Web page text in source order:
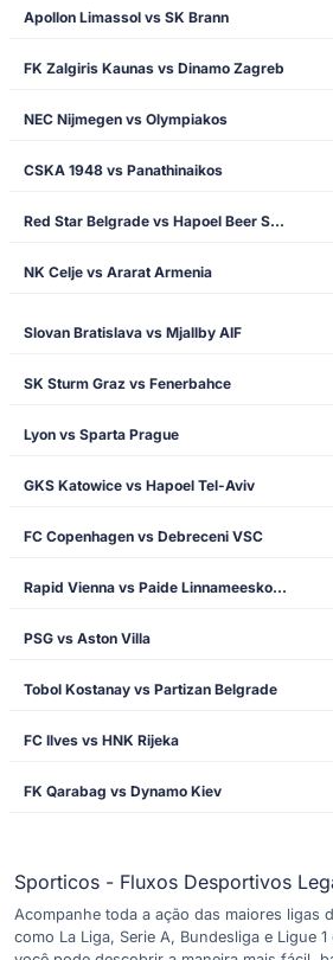
Apollon Limassol vs SK Brann
FK Zalgiris Kaunas vs Dinamo Zagreb
NEC Nijmegen vs Olympiakos
CSKA 1948 vs Panathinaikos
Red Star Belgrade vs Hapoel Beer Sheva
NK Celje vs Ararat Armenia
Slovan Bratislava vs Mjallby AIF
SK Sturm Graz vs Fenerbahce
Lyon vs Sparta Prague
GKS Katowice vs Hapoel Tel-Aviv
FC Copenhagen vs Debreceni VSC
Rapid Vienna vs Paide Linnameeskond
PSG vs Aston Villa
Tobol Kostanay vs Partizan Belgrade
FC Ilves vs HNK Rijeka
FK Qarabag vs Dynamo Kiev
Sporticos - Fluxos Desportivos
Acompanhe toda a ação das maiores ligas
como La Liga, Serie A, Bundesliga e Ligue